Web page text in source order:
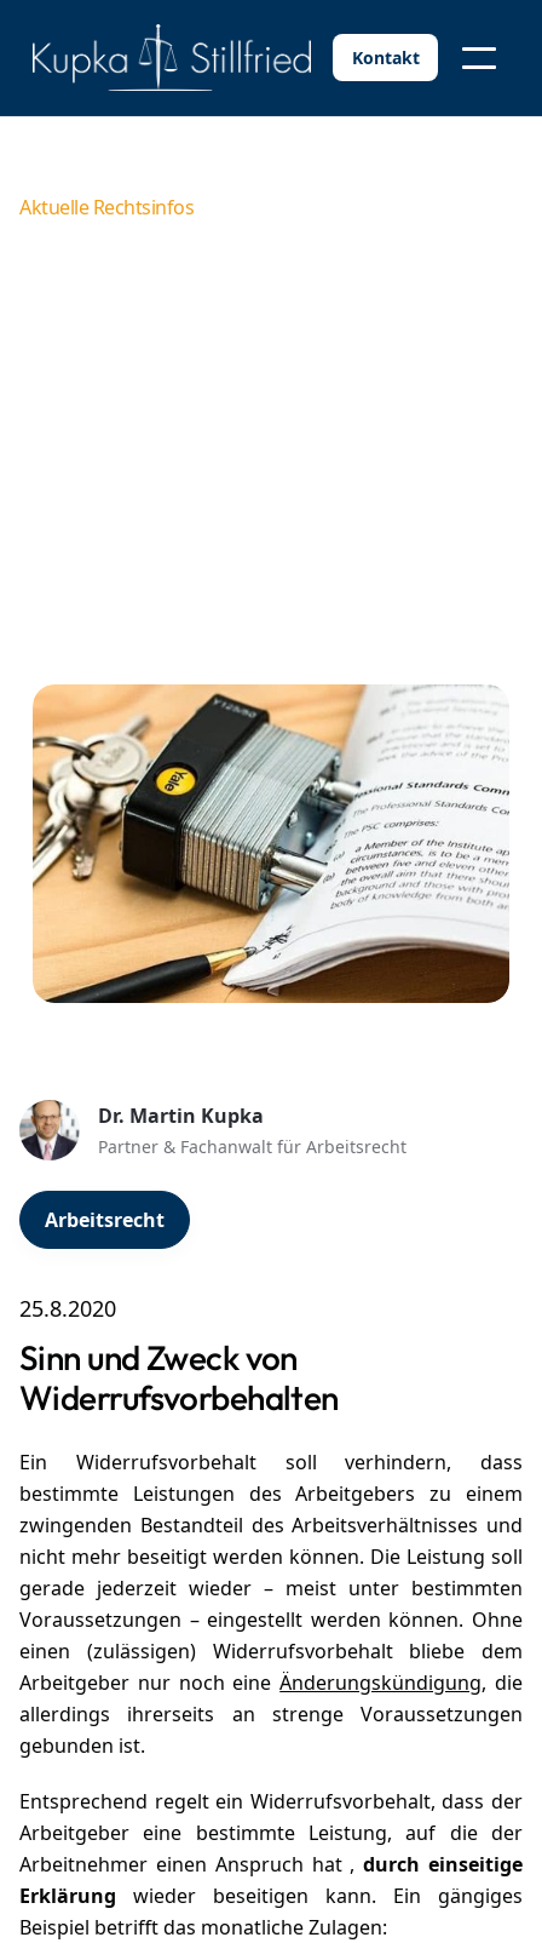
Kontakt
Aktuelle Rechtsinfos
Dr. Martin Kupka
Partner & Fachanwalt für Arbeitsrecht
Arbeitsrecht
25.8.2020
Sinn und Zweck von
Widerrufsvorbehalten
Ein Widerrufsvorbehalt soll verhindern, dass
bestimmte Leistungen des Arbeitgebers zu einem
zwingenden Bestandteil des Arbeitsverhältnisses und
nicht mehr beseitigt werden können. Die Leistung soll
gerade jederzeit wieder – meist unter bestimmten
Voraussetzungen – eingestellt werden können. Ohne
einen (zulässigen) Widerrufsvorbehalt bliebe dem
Arbeitgeber nur noch eineÄnderungskündigung, die
allerdings ihrerseits an strenge Voraussetzungen
gebunden ist.
Entsprechend regelt ein Widerrufsvorbehalt, dass der
Arbeitgeber eine bestimmte Leistung, auf die der
Arbeitnehmer einen Anspruch hat ,durch einseitige
Erklärung wieder beseitigen kann. Ein gängiges
Beispiel betrifft das monatliche Zulagen: